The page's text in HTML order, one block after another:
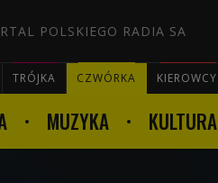
POLSKIEGO RADIA SA
TRÓJKA CZWÓRKA KIEROWCY
MUZYKA KULTURA